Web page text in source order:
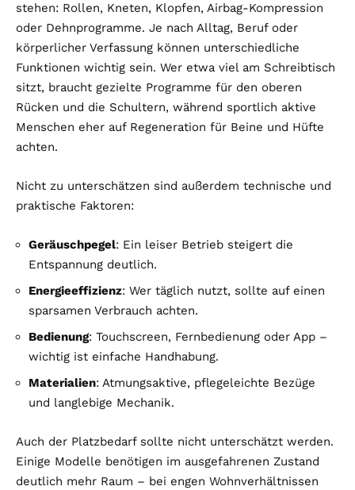
stehen: Rollen, Kneten, Klopfen, Airbag-Kompression
oder Dehnprogramme. Je nach Alltag, Beruf oder
körperlicher Verfassung können unterschiedliche
Funktionen wichtig sein. Wer etwa viel am Schreibtisch
sitzt, braucht gezielte Programme für den oberen
Rücken und die Schultern, während sportlich aktive
Menschen eher auf Regeneration für Beine und Hüfte
achten.
Nicht zu unterschätzen sind außerdem technische und
praktische Faktoren:
Geräuschpegel: Ein leiser Betrieb steigert die
Entspannung deutlich.
Energieeffizienz: Wer täglich nutzt, sollte auf einen
sparsamen Verbrauch achten.
Bedienung: Touchscreen, Fernbedienung oder App –
wichtig ist einfache Handhabung.
Materialien: Atmungsaktive, pflegeleichte Bezüge
und langlebige Mechanik.
Auch der Platzbedarf sollte nicht unterschätzt werden.
Einige Modelle benötigen im ausgefahrenen Zustand
deutlich mehr Raum – bei engen Wohnverhältnissen